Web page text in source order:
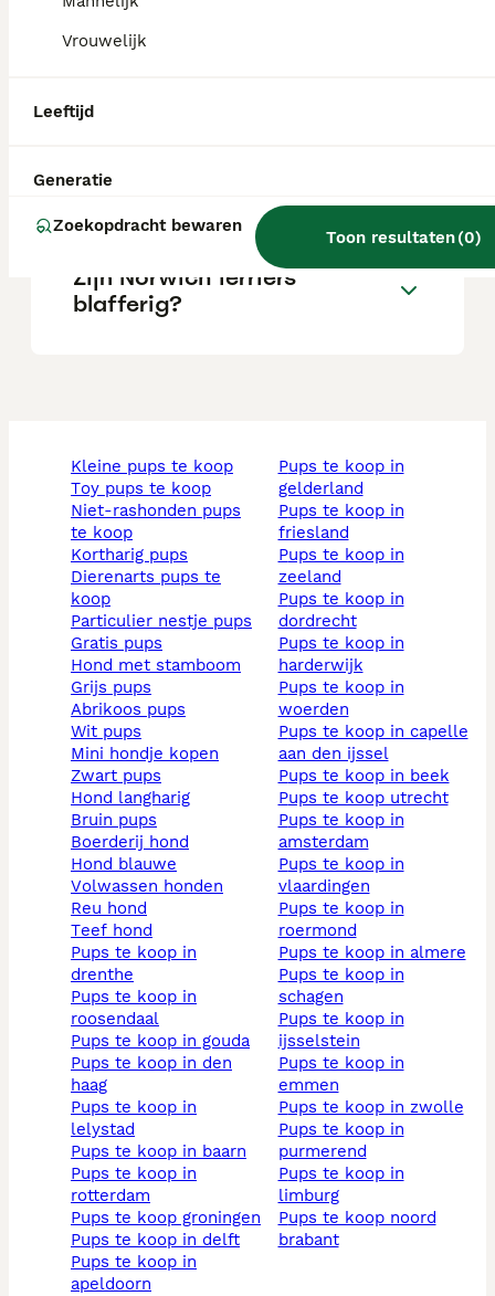
Vrouwelijk
Leeftijd
Generatie
Zoekopdracht bewaren
Toon resultaten(0)
Zijn Norwich Terriers goede
een Norwich Terriër?
Zijn Norwich terriërs
blafferig?
kleine pups te koop
toy pups te koop
niet-rashonden pups
te koop
kortharig pups
dierenarts pups te
koop
particulier nestje pups
gratis pups
hond met stamboom
grijs pups
abrikoos pups
wit pups
mini hondje kopen
zwart pups
hond langharig
bruin pups
boerderij hond
hond blauwe
volwassen honden
reu hond
teef hond
pups te koop in
drenthe
pups te koop in
roosendaal
pups te koop in gouda
pups te koop in den
haag
pups te koop in
lelystad
pups te koop in baarn
pups te koop in
rotterdam
pups te koop groningen
pups te koop in delft
pups te koop in
apeldoorn
pups te koop in
gelderland
pups te koop in
friesland
pups te koop in
zeeland
pups te koop in
dordrecht
pups te koop in
harderwijk
pups te koop in
woerden
pups te koop in capelle
aan den ijssel
pups te koop in beek
pups te koop utrecht
pups te koop in
amsterdam
pups te koop in
vlaardingen
pups te koop in
roermond
pups te koop in almere
pups te koop in
schagen
pups te koop in
ijsselstein
pups te koop in
emmen
pups te koop in zwolle
pups te koop in
purmerend
pups te koop in
limburg
pups te koop noord
brabant